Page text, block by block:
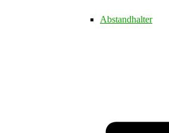
Abstandhalter